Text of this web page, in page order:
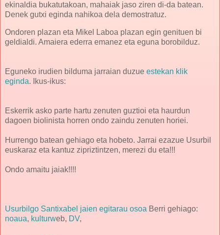
ekinaldia bukatutakoan, mahaiak jaso ziren di-da batean.
Denek gutxi eginda nahikoa dela demostratuz.
Ondoren plazan eta Mikel Laboa plazan egin genituen bi
geldialdi. Amaiera ederra emanez eta eguna borobilduz.
Eguneko irudien bilduma jarraian duzue estekan klik
eginda. Ikus-ikus:
Eskerrik asko parte hartu zenuten guztioi eta haurdun
dagoen biolinista horren ondo zaindu zenuten horiei.
Hurrengo batean gehiago eta hobeto. Jarrai ezazue Usurbil
euskaraz eta kantuz zipriztintzen, merezi du eta!!!
Ondo amaitu jaiak!!!!
Usurbilgo Santixabel jaien egitarau osoa Berri gehiago:
noaua, kulturweb, DV,